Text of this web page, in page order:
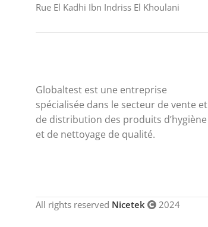
Rue El Kadhi Ibn Indriss El Khoulani
Globaltest est une entreprise
spécialisée dans le secteur de vente et
de distribution des produits d’hygiène
et de nettoyage de qualité.
All rights reserved Nicetek 2024